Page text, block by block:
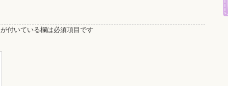
が付いている欄は必須項目です